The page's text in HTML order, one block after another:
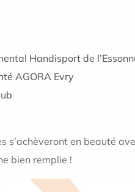
Handisport de
AGORA Evry
s’achèveront en beauté
bien remplie !